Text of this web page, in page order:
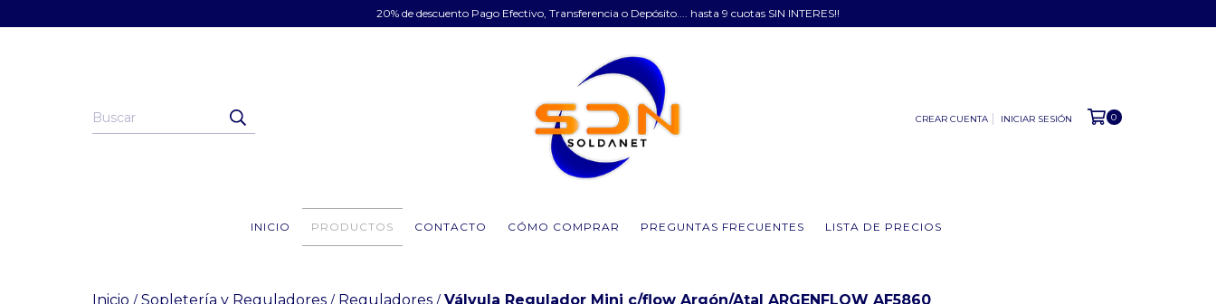
20% de descuento Pago Efectivo, Transferencia o Depósito.... hasta 9 cuotas SIN INTERES!!
CREAR CUENTA INICIAR SESIÓN 0
INICIO PRODUCTOS CONTACTO CÓMO COMPRAR PREGUNTAS FRECUENTES LISTA DE PRECIOS
Inicio / Sopletería y Reguladores / Reguladores / Válvula Regulador Mini c/flow Argón/Atal ARGENFLOW AF5860